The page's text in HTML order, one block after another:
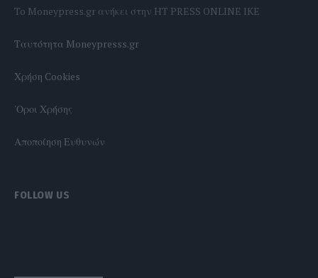
To Moneypress.gr ανήκει στην HT PRESS ONLINE IKE
Tαυτότητα Moneypresss.gr
Χρήση Cookies
'Οροι Χρήσης
Αποποίηση Ευθυνών
FOLLOW US